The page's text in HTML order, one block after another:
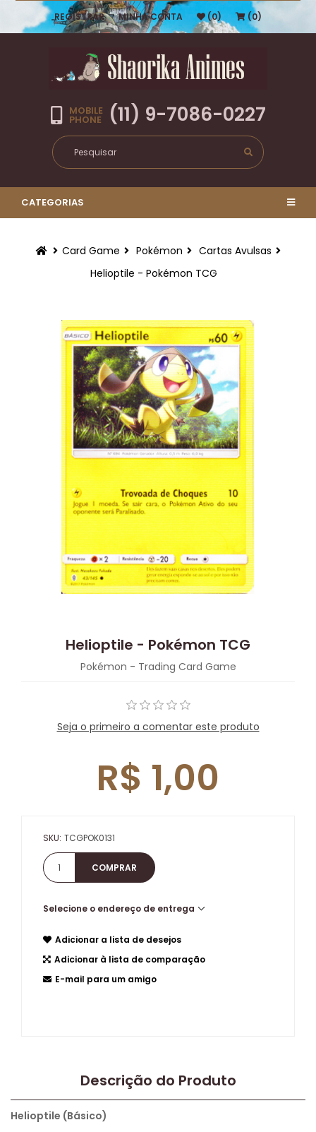
REGISTRAR MINHA CONTA (0) (0)
MOBILE
PHONE (11) 9-7086-0227
CATEGORIAS
Card Game Pokémon
Cartas Avulsas
Helioptile - Pokémon TCG
Helioptile - Pokémon TCG
Pokémon - Trading Card Game
Seja o primeiro a comentar este produto
R$ 1,00
SKU: TCGPOK0131
Selecione o endereço de entrega
Adicionar a lista de desejos
Adicionar à lista de comparação
E-mail para um amigo
Descrição do Produto
Helioptile (Básico)